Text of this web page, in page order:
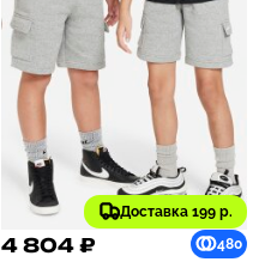
Доставка 199 р.
4 804 ₽ 480